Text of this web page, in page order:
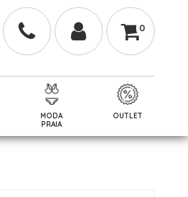
0
MODA
PRAIA
OUTLET